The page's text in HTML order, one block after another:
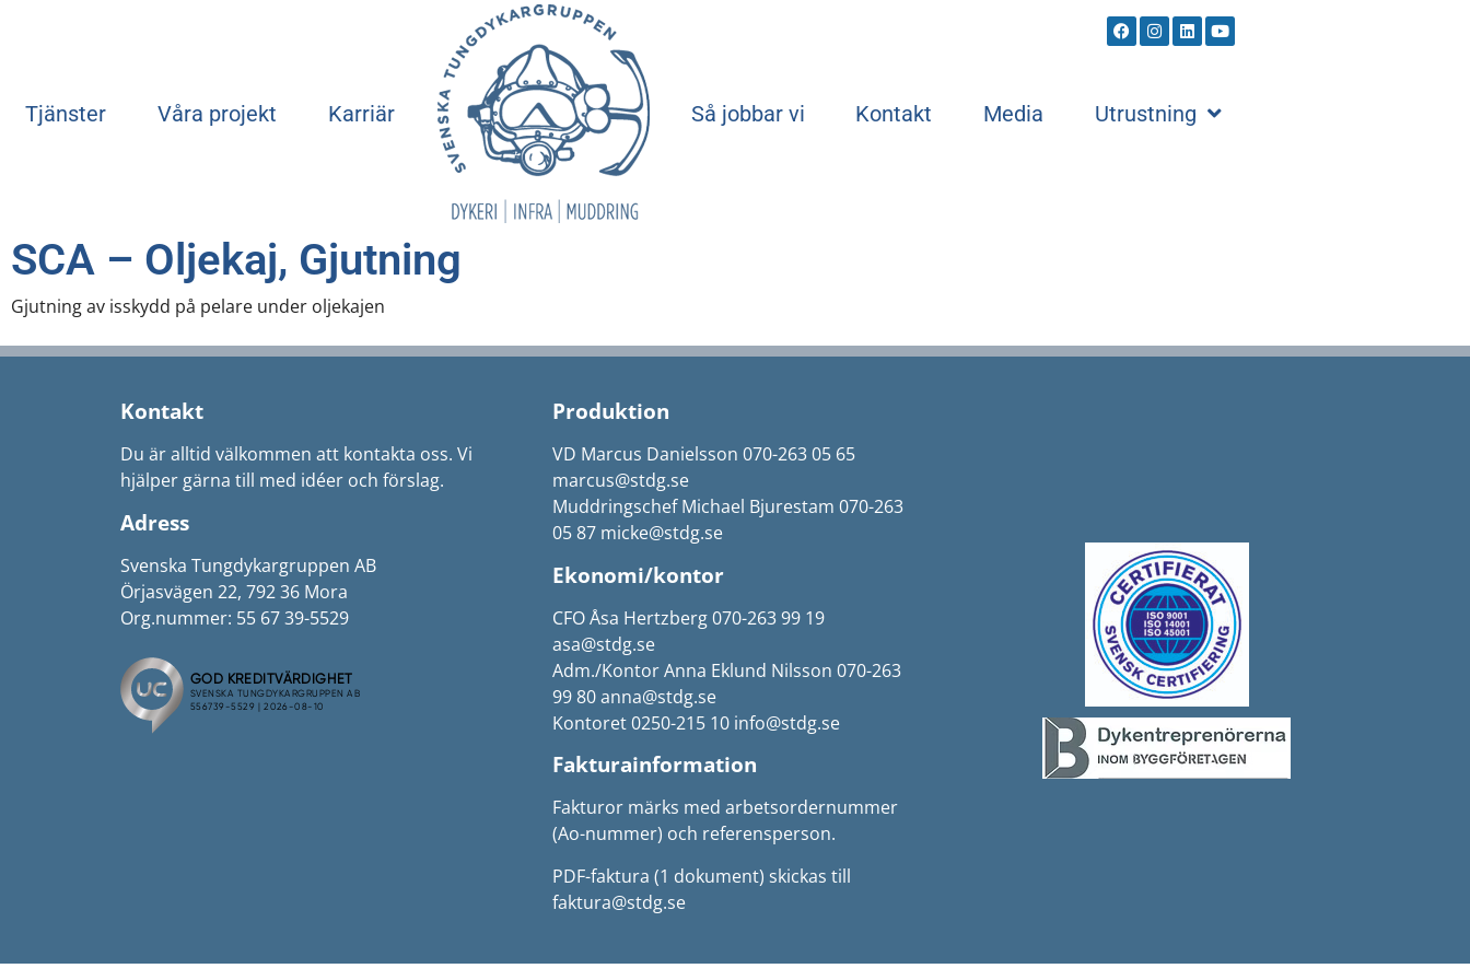
Tjänster Våra projekt Karriär Start Så jobbar vi Kontakt Media Utrustning
SCA – Oljekaj, Gjutning
Gjutning av isskydd på pelare under oljekajen
Kontakt
Du är alltid välkommen att kontakta oss. Vi
hjälper gärna till med idéer och förslag.
Adress
Svenska Tungdykargruppen AB
Örjasvägen 22, 792 36 Mora
Org.nummer: 55 67 39-5529
Produktion
VD Marcus Danielsson 070-263 05 65
marcus@stdg.se
Muddringschef Michael Bjurestam 070-263
05 87 micke@stdg.se
Ekonomi/kontor
CFO Åsa Hertzberg 070-263 99 19
asa@stdg.se
Adm./Kontor Anna Eklund Nilsson 070-263
99 80 anna@stdg.se
Kontoret 0250-215 10 info@stdg.se
Fakturainformation
Fakturor märks med arbetsordernummer
(Ao-nummer) och referensperson.
PDF-faktura (1 dokument) skickas till
faktura@stdg.se